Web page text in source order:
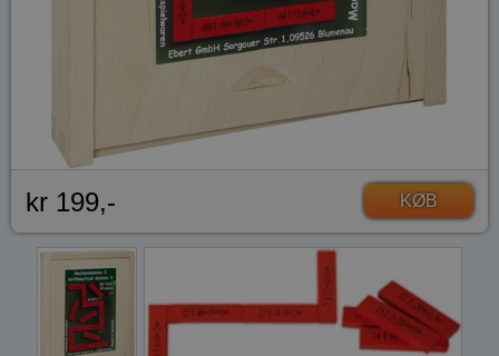
kr 199,- KØB